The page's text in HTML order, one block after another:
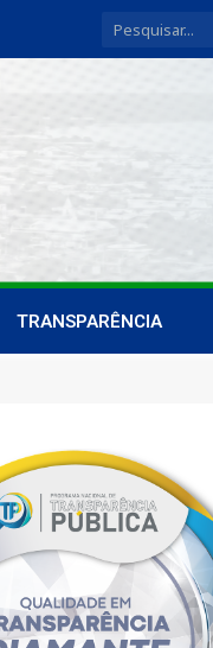
TRANSPARÊNCIA